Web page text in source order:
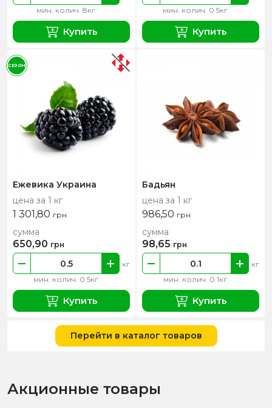
мин. колич. 8кг
Купить
мин. колич. 0.5кг
Купить
Ежевика Украина
цена за 1 кг
1 301,80 грн
мин. колич. 0.5кг
кг
сумма
650,90 грн
Купить
СЕЗОН
Бадьян
цена за 1 кг
986,50 грн
мин. колич. 0.1кг
кг
сумма
98,65 грн
Купить
Перейти в каталог товаров
Акционные товары